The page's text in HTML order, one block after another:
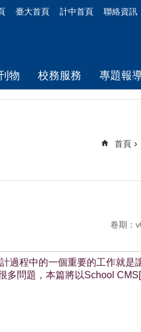
臺大首頁 計中首頁 聯絡資訊
物 校務服務 專題報
首頁
卷期：
過程中的一個重要的工作就是
問題，本篇將以School